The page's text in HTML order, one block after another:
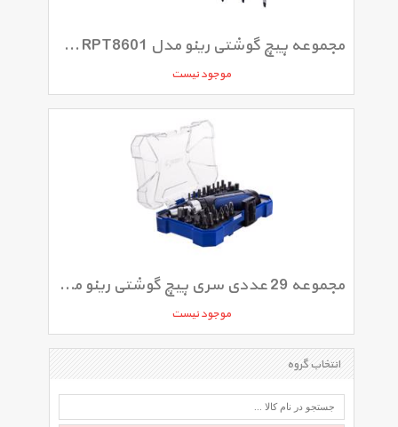
مجموعه پیچ گوشتی رینو مدل RPT8601 ست 7 عددی
موجود نیست
مجموعه 29 عددی سری پیچ گوشتی رینو مدل RPT2159
موجود نیست
انتخاب گروه